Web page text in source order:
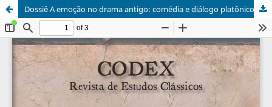
Dossiê A emoção no drama antigo: comédia e diálogo platônico